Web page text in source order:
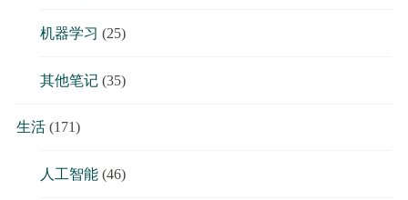
机器学习 (25)
其他笔记(35)
生活(171)
人工智能(46)